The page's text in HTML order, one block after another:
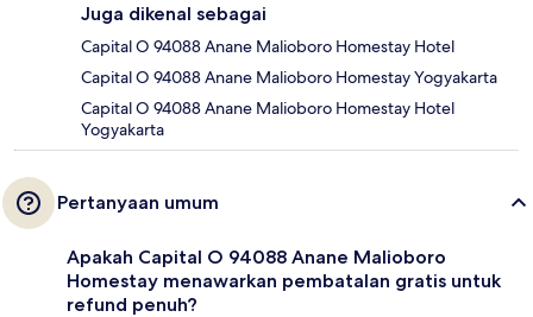
Juga dikenal sebagai
Capital O 94088 Anane Malioboro Homestay Hotel
Capital O 94088 Anane Malioboro Homestay Yogyakarta
Capital O 94088 Anane Malioboro Homestay Hotel
Yogyakarta
Pertanyaan umum
Apakah Capital O 94088 Anane Malioboro
Homestay menawarkan pembatalan gratis untuk
refund penuh?